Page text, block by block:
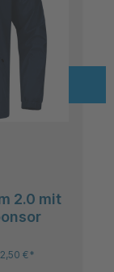
2.0 mit
€*